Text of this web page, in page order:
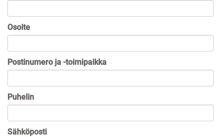
Osoite
Postinumero ja -toimipaikka
Puhelin
Sähköposti